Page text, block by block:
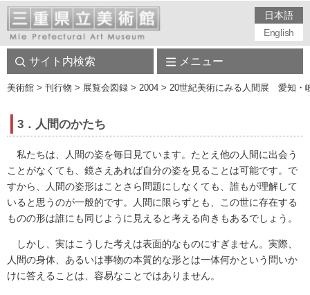
日本語
English
サイト内検索 メニュー
美術館 > 刊行物 > 展覧会図録 > 2004 > 20世紀美術にみる人間展 愛知
3．人間のかたち
私たちは、人間の姿を毎日見ています。たとえ他の人間に出会う
ことがなくても、鏡さえあれば自分の姿を見ることは可能です。で
すから、人間の姿形はことさら問題にしなくても、誰もが理解して
いると思うのが一般的です。人間に限らずとも、この世に存在する
ものの形は誰にも同じように見えると考える向きもあるでしょう。
しかし、実はこうした考えは表面的なものにすぎません。実際、
人間の身体、あるいは事物の本質的な形とは一体何かという問いか
けに答えることは、容易なことではありません。